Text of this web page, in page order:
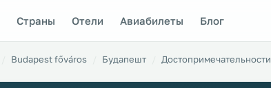
Страны Отели Авиабилеты Блог
Budapest főváros Будапешт Достопримечательности